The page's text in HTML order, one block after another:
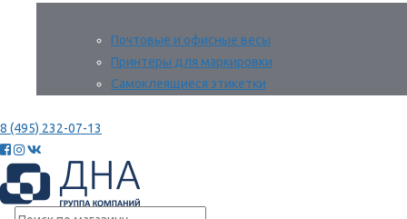
Почтовые и офисные весы
Принтеры для маркировки
Самоклеящиеся этикетки
8 (495) 232-07-13